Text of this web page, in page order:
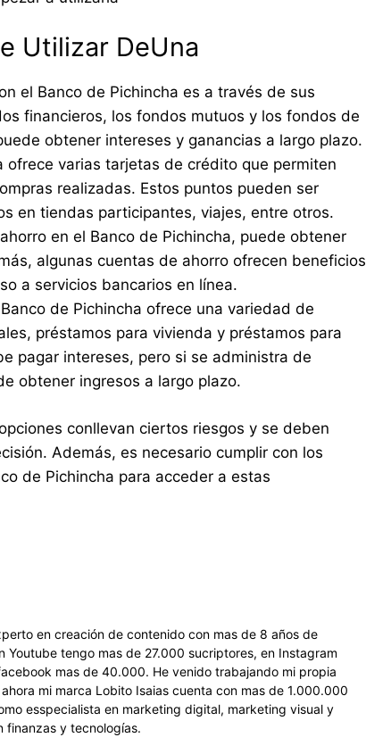
Utilizar DeUna
el Banco de Pichincha es a través de sus
financieros, los fondos mutuos y los fondos de
obtener intereses y ganancias a largo plazo.
ofrece varias tarjetas de crédito que permiten
realizadas. Estos puntos pueden ser
en tiendas participantes, viajes, entre otros.
en el Banco de Pichincha, puede obtener
algunas cuentas de ahorro ofrecen beneficios
a servicios bancarios en línea.
de Pichincha ofrece una variedad de
préstamos para vivienda y préstamos para
pagar intereses, pero si se administra de
obtener ingresos a largo plazo.
conllevan ciertos riesgos y se deben
Además, es necesario cumplir con los
de Pichincha para acceder a estas
en creación de contenido con mas de 8 años de
Youtube tengo mas de 27.000 sucriptores, en Instagram
mas de 40.000. He venido trabajando mi propia
mi marca Lobito Isaias cuenta con mas de 1.000.000
esspecialista en marketing digital, marketing visual y
finanzas y tecnologías.